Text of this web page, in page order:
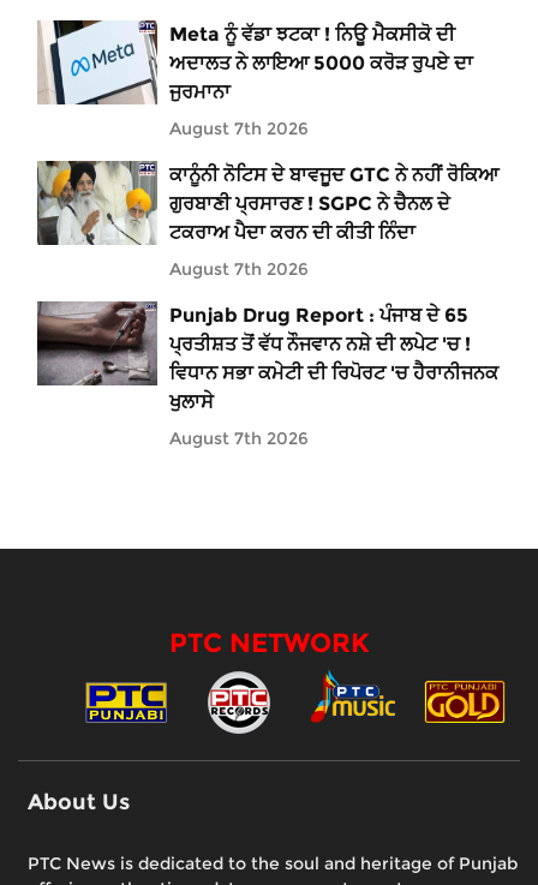
Meta ਨੂੰ ਵੱਡਾ ਝਟਕਾ ! ਨਿਊ ਮੈਕਸੀਕੋ ਦੀ
ਅਦਾਲਤ ਨੇ ਲਾਇਆ 5000 ਕਰੋੜ ਰੁਪਏ ਦਾ
ਜੁਰਮਾਨਾ
August 7th 2026
ਕਾਨੂੰਨੀ ਨੋਟਿਸ ਦੇ ਬਾਵਜੂਦ GTC ਨੇ ਨਹੀਂ ਰੋਕਿਆ
ਗੁਰਬਾਣੀ ਪ੍ਰਸਾਰਣ ! SGPC ਨੇ ਚੈਨਲ ਦੇ
ਟਕਰਾਅ ਪੈਦਾ ਕਰਨ ਦੀ ਕੀਤੀ ਨਿੰਦਾ
August 7th 2026
Punjab Drug Report : ਪੰਜਾਬ ਦੇ 65
ਪ੍ਰਤੀਸ਼ਤ ਤੋਂ ਵੱਧ ਨੌਜਵਾਨ ਨਸ਼ੇ ਦੀ ਲਪੇਟ 'ਚ !
ਵਿਧਾਨ ਸਭਾ ਕਮੇਟੀ ਦੀ ਰਿਪੋਰਟ 'ਚ ਹੈਰਾਨੀਜਨਕ
ਖੁਲਾਸੇ
August 7th 2026
PTC NETWORK
About Us
PTC News is dedicated to the soul and heritage of Punjab